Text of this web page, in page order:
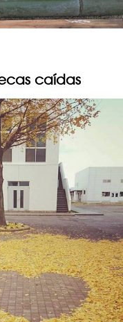
caídas